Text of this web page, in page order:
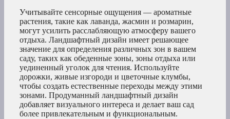
Учитывайте сенсорные ощущения — ароматные
растения, такие как лаванда, жасмин и розмарин,
могут усилить расслабляющую атмосферу вашего
отдыха. Ландшафтный дизайн имеет решающее
значение для определения различных зон в вашем
саду, таких как обеденные зоны, зоны отдыха или
уединенный уголок для чтения. Используйте
дорожки, живые изгороди и цветочные клумбы,
чтобы создать естественные переходы между этими
зонами. Продуманный ландшафтный дизайн
добавляет визуального интереса и делает ваш сад
более привлекательным и функциональным.